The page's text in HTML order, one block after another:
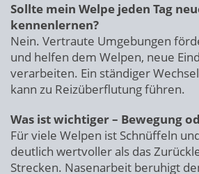
Sollte mein Welpe jeden Tag
kennenlernen?
Nein. Vertraute Umgebungen
und helfen dem Welpen, neue
verarbeiten. Ein ständiger
kann zu Reizüberflutung führen.
Was ist wichtiger – Bewegung
Für viele Welpen ist Schnüffeln
deutlich wertvoller als das
Strecken. Nasenarbeit beruhigt